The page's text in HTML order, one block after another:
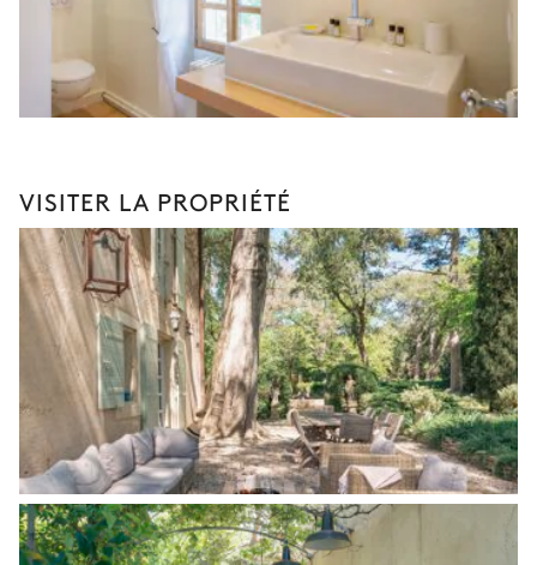
VISITER LA PROPRIÉTÉ